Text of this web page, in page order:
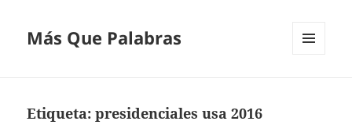
Más Que Palabras
Etiqueta:presidenciales usa 2016